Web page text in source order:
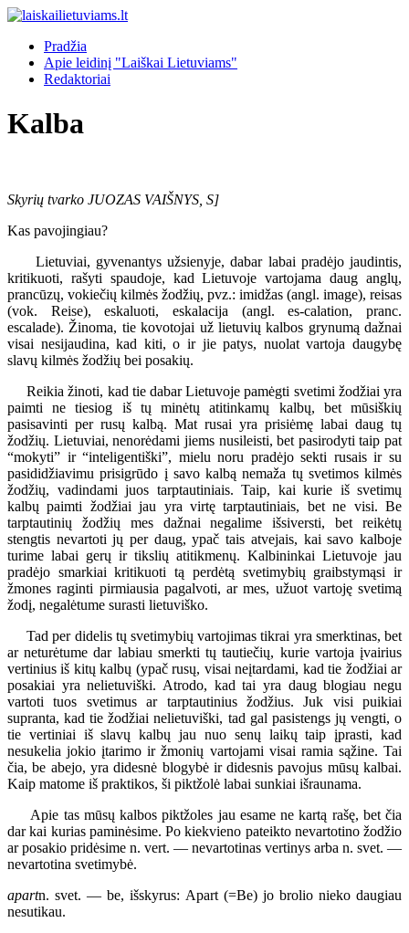
Pradžia
Apie leidinį "Laiškai Lietuviams"
Redaktoriai
Kalba
Skyrių tvarko JUOZAS VAIŠNYS, S]
Kas pavojingiau?
Lietuviai, gyvenantys užsienyje, dabar labai pradėjo jaudintis,
kritikuoti, rašyti spaudoje, kad Lietuvoje vartojama daug anglų,
prancūzų, vokiečių kilmės žodžių, pvz.: imidžas (angl. image), reisas
(vok. Reise), eskaluoti, eskalacija (angl. es-calation, pranc.
escalade). Žinoma, tie kovotojai už lietuvių kalbos grynumą dažnai
visai nesijaudina, kad kiti, o ir jie patys, nuolat vartoja daugybę
slavų kilmės žodžių bei posakių.
Reikia žinoti, kad tie dabar Lietuvoje pamėgti svetimi žodžiai yra
paimti ne tiesiog iš tų minėtų atitinkamų kalbų, bet mūsiškių
pasisavinti per rusų kalbą. Mat rusai yra prisiėmę labai daug tų
žodžių. Lietuviai, nenorėdami jiems nusileisti, bet pasirodyti taip pat
“mokyti” ir “inteligentiški”, mielu noru pradėjo sekti rusais ir su
pasididžiavimu prisigrūdo į savo kalbą nemaža tų svetimos kilmės
žodžių, vadindami juos tarptautiniais. Taip, kai kurie iš svetimų
kalbų paimti žodžiai jau yra virtę tarptautiniais, bet ne visi. Be
tarptautinių žodžių mes dažnai negalime išsiversti, bet reikėtų
stengtis nevartoti jų per daug, ypač tais atvejais, kai savo kalboje
turime labai gerų ir tikslių atitikmenų. Kalbininkai Lietuvoje jau
pradėjo smarkiai kritikuoti tą perdėtą svetimybių graibstymąsi ir
žmones raginti pirmiausia pagalvoti, ar mes, užuot vartoję svetimą
žodį, negalėtume surasti lietuviško.
Tad per didelis tų svetimybių vartojimas tikrai yra smerktinas, bet
ar neturėtume dar labiau smerkti tų tautiečių, kurie vartoja įvairius
vertinius iš kitų kalbų (ypač rusų, visai neįtardami, kad tie žodžiai ar
posakiai yra nelietuviški. Atrodo, kad tai yra daug blogiau negu
vartoti tuos svetimus ar tarptautinius žodžius. Juk visi puikiai
supranta, kad tie žodžiai nelietuviški, tad gal pasistengs jų vengti, o
tie vertiniai iš slavų kalbų jau nuo senų laikų taip įprasti, kad
nesukelia jokio įtarimo ir žmonių vartojami visai ramia sąžine. Tai
čia, be abejo, yra didesnė blogybė ir didesnis pavojus mūsų kalbai.
Kaip matome iš praktikos, ši piktžolė labai sunkiai išraunama.
Apie tas mūsų kalbos piktžoles jau esame ne kartą rašę, bet čia
dar kai kurias paminėsime. Po kiekvieno pateikto nevartotino žodžio
ar posakio pridėsime n. vert. — nevartotinas vertinys arba n. svet. —
nevartotina svetimybė.
apartn. svet. — be, išskyrus: Apart (=Be) jo brolio nieko daugiau
nesutikau.